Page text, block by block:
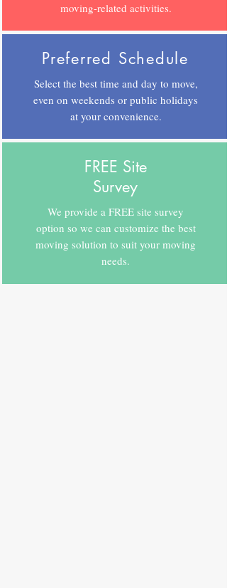
moving-related activities.
Preferred Schedule
Select the best time and day to move,
even on weekends or public holidays
at your convenience.
FREE Site
Survey
We provide a FREE site survey
option so we can customize the best
moving solution to suit your moving
needs.